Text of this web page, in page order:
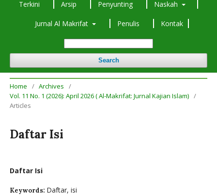
Terkini Arsip Penyunting Naskah
Jurnal Al Makrifat Penulis Kontak
Search
Home / Archives
/
Vol. 11 No. 1 (2026): April 2026 ( Al-Makrifat: Jurnal Kajian Islam) /
Articles
Daftar Isi
Daftar Isi
Keywords: Daftar, isi